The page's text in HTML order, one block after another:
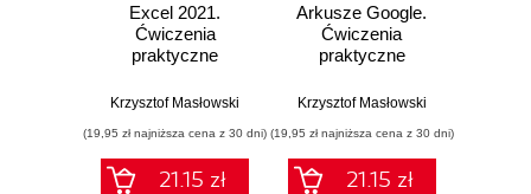
Excel 2021.
Ćwiczenia
praktyczne
Krzysztof Masłowski
(19,95 zł najniższa cena z 30 dni)
21.15 zł
Arkusze Google.
Ćwiczenia
praktyczne
Krzysztof Masłowski
(19,95 zł najniższa cena z 30 dni)
21.15 zł